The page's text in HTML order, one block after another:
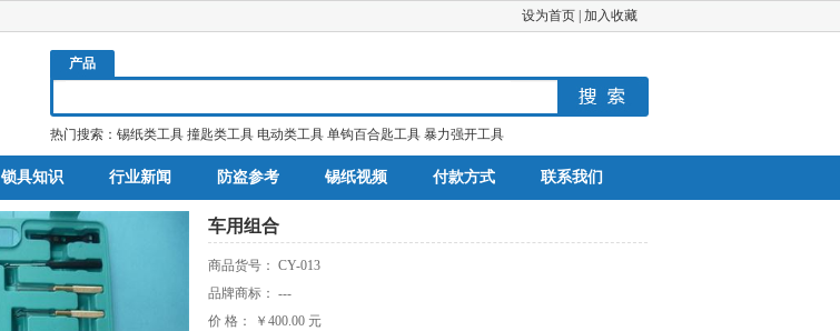
设为首页 加入收藏
产品
热门搜索： 锡纸类工具 撞匙类工具 电动类工具 单钩百合匙工具 暴力强开工具
锁具知识 行业新闻 防盗参考 锡纸视频 付款方式 联系我们
车用组合
商品货号： CY-013
品牌商标： ---
价 格：
￥400.00 元